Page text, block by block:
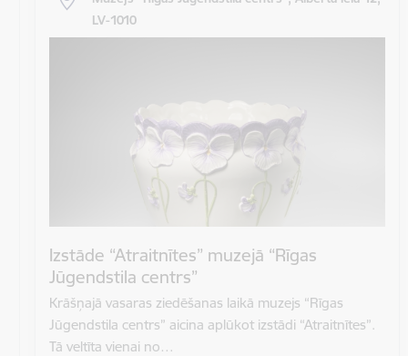
LV-1010
Izstāde “Atraitnītes” muzejā “Rīgas
Jūgendstila centrs”
Krāšņajā vasaras ziedēšanas laikā muzejs “Rīgas
Jūgendstila centrs” aicina aplūkot izstādi “Atraitnītes”.
Tā veltīta vienai no…